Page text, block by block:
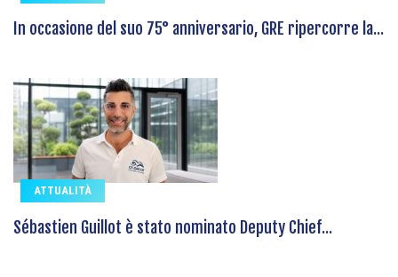
In occasione del suo 75° anniversario, GRE ripercorre la...
ATTUALITÀ
Sébastien Guillot è stato nominato Deputy Chief...